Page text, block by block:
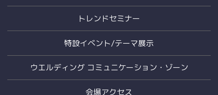
トレンドセミナー
特設イベント/テーマ展示
ウエルディング コミュニケーション・ゾーン
会場アクセス